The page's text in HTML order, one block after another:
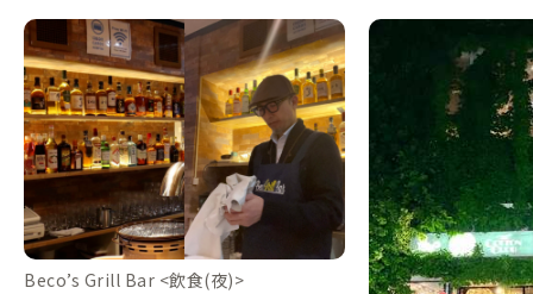
Beco’s Grill Bar <飲食(夜)>